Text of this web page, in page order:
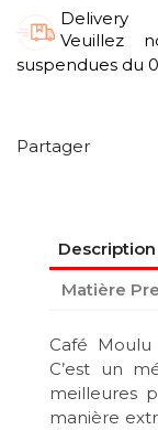
Delivery
Veuillez
suspendues du
Partager
Description
Matière
Café
C’est un
meilleures
manière